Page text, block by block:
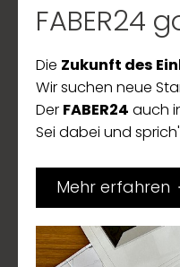
FABER24
Die Zukunft des
Wir suchen neue
Der FABER24 auch
Sei dabei und
Mehr erfahren